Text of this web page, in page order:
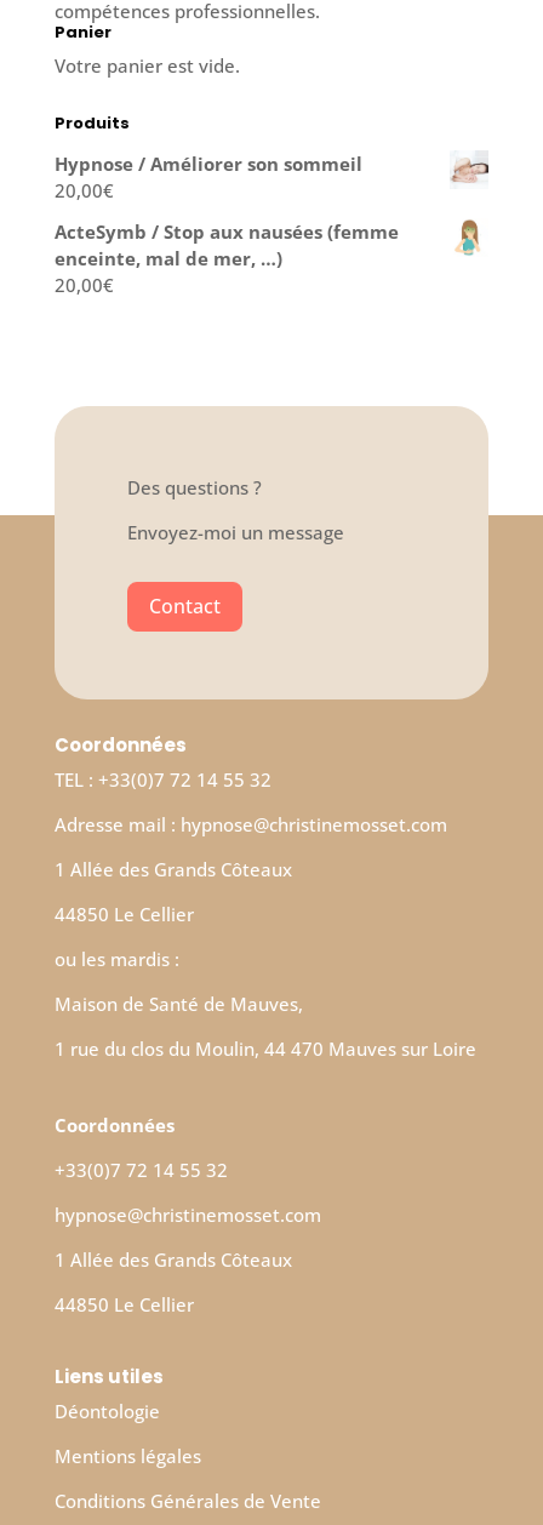
compétences professionnelles.
Panier
Votre panier est vide.
Produits
Hypnose / Améliorer son sommeil
20,00€
ActeSymb / Stop aux nausées (femme
enceinte, mal de mer, …)
20,00€
Des questions ?
Envoyez-moi un message
Contact
Coordonnées
TEL : +33(0)7 72 14 55 32
Adresse mail : hypnose@christinemosset.com
1 Allée des Grands Côteaux
44850 Le Cellier
ou les mardis :
Maison de Santé de Mauves,
1 rue du clos du Moulin, 44 470 Mauves sur Loire
Coordonnées
+33(0)7 72 14 55 32
hypnose@christinemosset.com
1 Allée des Grands Côteaux
44850 Le Cellier
Liens utiles
Déontologie
Mentions légales
Conditions Générales de Vente